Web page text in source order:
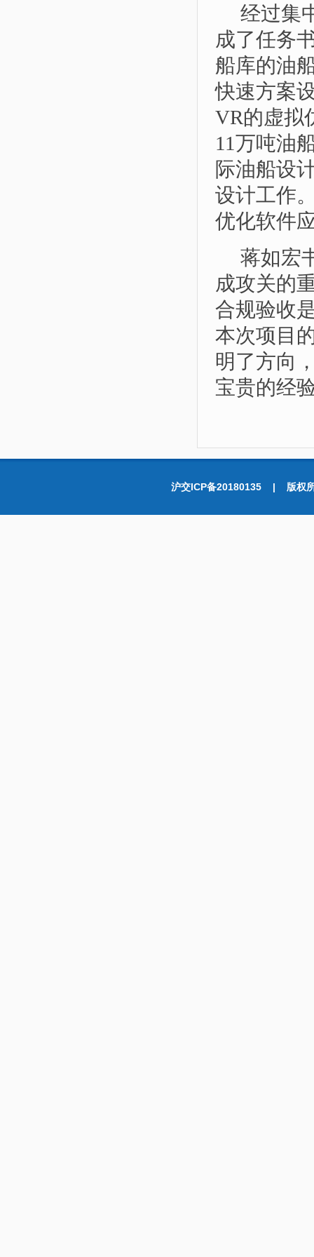
经过集
成了任务
船库的油
快速方案
VR的虚拟
11万吨油
际油船设
设计工作
优化软件
蒋如宏
成攻关的
合规验收
本次项目
明了方向
宝贵的经
沪交ICP备20180135 | 版权所